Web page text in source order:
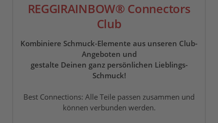
REGGIRAINBOW® Connectors
Club
Kombiniere Schmuck-Elemente aus unseren Club-
Angeboten und
gestalte Deinen ganz persönlichen Lieblings-
Schmuck!
Best Connections: Alle Teile passen zusammen und
können verbunden werden.